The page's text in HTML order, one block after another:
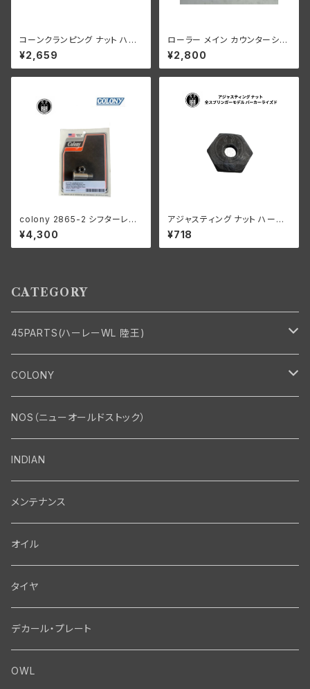
コーンクランピング ナット ハン
ドルバー ステアリングダンパー
なし ハーレーダビッドソン 193
6-48年 EL FL UL パーカーラ
¥2,659
ローラー メイン カウンターシャ
フト 0004" オーバーサイズ 24
個 ハーレーダビッドソン
¥2,800
colony 2865-2 シフターレバ
ースタッド ハーレー 1916-193
6オールモデル 1936 61” 以外
陸王
¥4,300
アジャスティング ナット ハーレ
ーダビッドソン 全スプリンガー
モデル パーカーライズド
¥718
CATEGORY
45PARTS(ハーレーWL 陸王)
エンジン
エンジン・シリンダーヘッド
バルブ・タペット関係
エンジン関係 ビックツイン
マフラー・インテーク・キャブレター
マフラー関係
インテーク・キャブレター関係
エレクトリカル
ジェネレーター関係
ディストリビューター関係
駆動系
ドライブチェーン関係
スプロケット・ベルトドライブキット
フロントフォーク・フレーム
フロントフォーク関係
ソフテイル用 New Springer Fork
シート・サドルバッグ
シートポスト関係
ソロサドルシート関係
ハンドルバー・タンク・フェンダー
ハンドルバー関係
ホイール・ブレーキ
COLONY
Bolt・Nut
Nut
Screw
Front End・Rear End
Wheel-Brake
Fork-Shockabsorber
Motor
Motor
Carbrator
Transmission・Primary
Transmission-Shifter
Primary-clutch-Kickstarter
Gastank・Oiltank
Oilline
Gastank・Oiltank
Electrical
Electrical
TOOL
NOS（ニューオールドストック）
INDIAN
メンテナンス
オイル
タイヤ
デカール・プレート
OWL